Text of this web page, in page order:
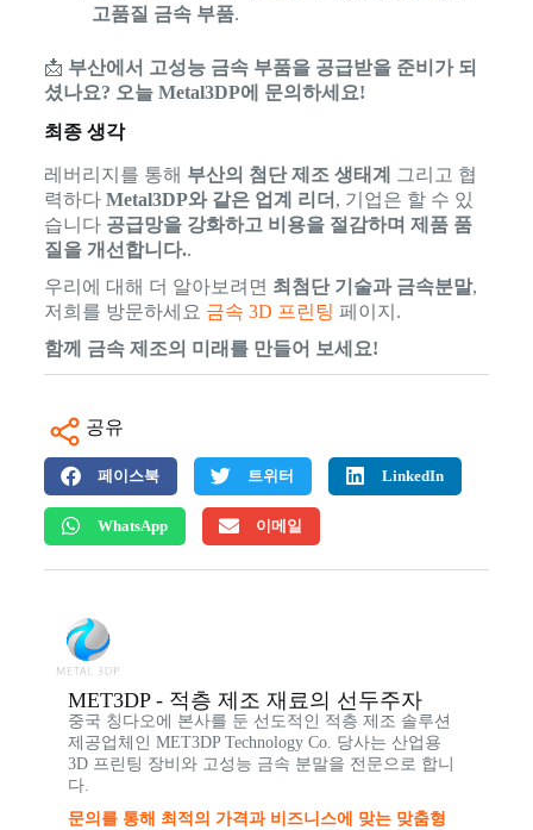
고품질 금속 부품.
📩 부산에서 고성능 금속 부품을 공급받을 준비가 되
셨나요? 오늘 Metal3DP에 문의하세요!
최종 생각
레버리지를 통해 부산의 첨단 제조 생태계
그리고 협
력하다 Metal3DP와 같은 업계 리더 , 기업은 할 수 있
습니다 공급망을 강화하고 비용을 절감하며 제품 품
질을 개선합니다..
우리에 대해 더 알아보려면 최첨단 기술과 금속분말,
저희를 방문하세요 금속 3D 프린팅 페이지.
함께 금속 제조의 미래를 만들어 보세요!
공유
페이스북 트위터 LinkedIn
WhatsApp 이메일
MET3DP - 적층 제조 재료의 선두주자
중국 칭다오에 본사를 둔 선도적인 적층 제조 솔루션
제공업체인 MET3DP Technology Co. 당사는 산업용
3D 프린팅 장비와 고성능 금속 분말을 전문으로 합니
다.
문의를 통해 최적의 가격과 비즈니스에 맞는 맞춤형